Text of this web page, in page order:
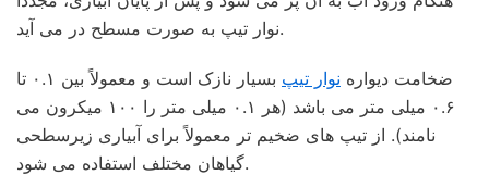
نوار تیپ به صورت مسطح در می آید.
ضخامت دیواره نوار تیپ
بسیار نازک است و معمولاً بین ۰.۱ تا
۰.۶ میلی متر می باشد (هر ۰.۱ میلی متر را ۱۰۰ میکرون می
نامند). از تیپ های ضخیم تر معمولاً برای آبیاری زیرسطحی
گیاهان مختلف استفاده می شود.